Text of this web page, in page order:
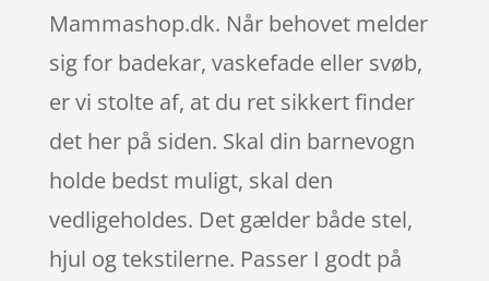
Mammashop.dk. Når behovet melder
sig for badekar, vaskefade eller svøb,
er vi stolte af, at du ret sikkert finder
det her på siden. Skal din barnevogn
holde bedst muligt, skal den
vedligeholdes. Det gælder både stel,
hjul og tekstilerne. Passer I godt på